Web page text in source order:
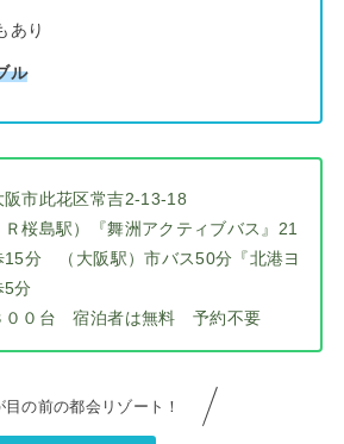
あり
ル
阪市此花区常吉2-13-18
Ｒ桜島駅）『舞洲アクティブバス』21
15分 （大阪駅）市バス50分『北港ヨ
5分
００台 宿泊者は無料 予約不要
目の前の都会リゾート！